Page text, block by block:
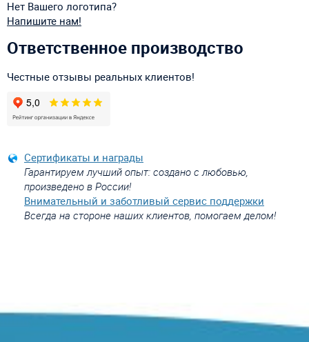
Нет Вашего логотипа?
Напишите нам!
Ответственное производство
Честные отзывы реальных клиентов!
Сертификаты и награды
Гарантируем лучший опыт: создано с любовью,
произведено в России!
Внимательный и заботливый сервис поддержки
Всегда на стороне наших клиентов, помогаем делом!